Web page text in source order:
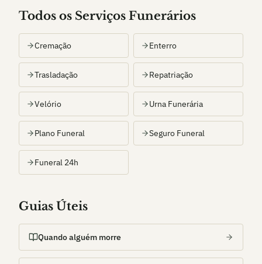
Todos os Serviços Funerários
Cremação Enterro
Trasladação Repatriação
Velório Urna Funerária
Plano Funeral Seguro Funeral
Funeral 24h
Guias Úteis
Quando alguém morre